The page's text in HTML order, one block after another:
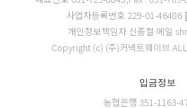
사업자등록번호 229-01-46486
개인정보책임자 신종철 메일
Copyright (c) (주)커넥트웨이브 ALL
입금정보
농협은행 351-1163-